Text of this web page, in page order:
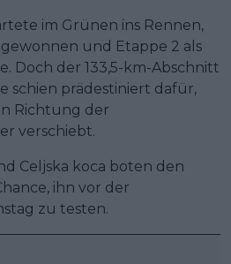
im Grünen ins Rennen,
und Etappe 2 als
Doch der 133,5-km-Abschnitt
schien prädestiniert dafür,
Richtung der
verschiebt.
Celjska koca boten den
ihn vor der
zu testen.